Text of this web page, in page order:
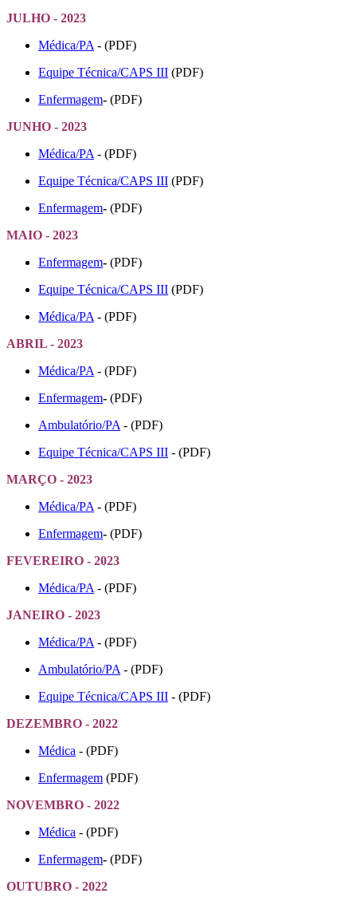
JULHO - 2023
Médica/PA - (PDF)
Equipe Técnica/CAPS III (PDF)
Enfermagem- (PDF)
JUNHO - 2023
Médica/PA - (PDF)
Equipe Técnica/CAPS III (PDF)
Enfermagem- (PDF)
MAIO - 2023
Enfermagem- (PDF)
Equipe Técnica/CAPS III (PDF)
Médica/PA - (PDF)
ABRIL - 2023
Médica/PA - (PDF)
Enfermagem- (PDF)
Ambulatório/PA - (PDF)
Equipe Técnica/CAPS III - (PDF)
MARÇO - 2023
Médica/PA - (PDF)
Enfermagem- (PDF)
FEVEREIRO - 2023
Médica/PA - (PDF)
JANEIRO - 2023
Médica/PA - (PDF)
Ambulatório/PA - (PDF)
Equipe Técnica/CAPS III - (PDF)
DEZEMBRO - 2022
Médica - (PDF)
Enfermagem (PDF)
NOVEMBRO - 2022
Médica - (PDF)
Enfermagem- (PDF)
OUTUBRO - 2022